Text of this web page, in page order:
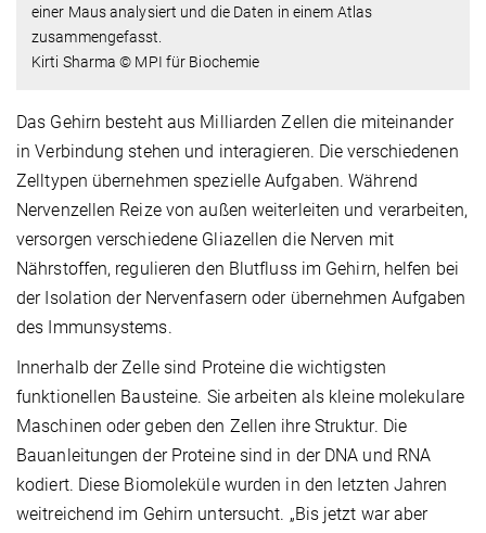
einer Maus analysiert und die Daten in einem Atlas
zusammengefasst.
Kirti Sharma © MPI für Biochemie
Das Gehirn besteht aus Milliarden Zellen die miteinander
in Verbindung stehen und interagieren. Die verschiedenen
Zelltypen übernehmen spezielle Aufgaben. Während
Nervenzellen Reize von außen weiterleiten und verarbeiten,
versorgen verschiedene Gliazellen die Nerven mit
Nährstoffen, regulieren den Blutfluss im Gehirn, helfen bei
der Isolation der Nervenfasern oder übernehmen Aufgaben
des Immunsystems.
Innerhalb der Zelle sind Proteine die wichtigsten
funktionellen Bausteine. Sie arbeiten als kleine molekulare
Maschinen oder geben den Zellen ihre Struktur. Die
Bauanleitungen der Proteine sind in der DNA und RNA
kodiert. Diese Biomoleküle wurden in den letzten Jahren
weitreichend im Gehirn untersucht. „Bis jetzt war aber